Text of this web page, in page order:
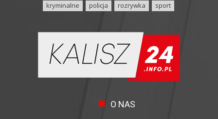
kryminalne
policja rozrywka sport
O NAS